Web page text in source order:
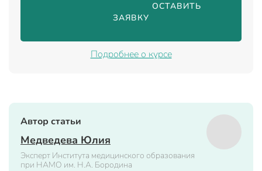
                                ОСТАВИТЬ
ЗАЯВКУ
Подробнее о курсе
Автор статьи
Медведева Юлия
Эксперт Института медицинского образования
при НАМО им. Н.А. Бородина